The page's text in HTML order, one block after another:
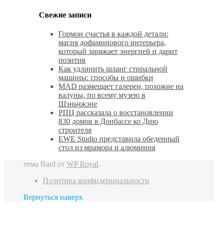
Свежие записи
Гормон счастья в каждой детали:
магия дофаминового интерьера,
который заряжает энергией и дарит
позитив
Как удлинить шланг стиральной
машины: способы и ошибки
MAD размещает галереи, похожие на
валуны, по всему музею в
Шэньчжэне
РПЦ рассказала о восстановлении
830 домов в Донбассе ко Дню
строителя
EWE Studio представила обеденный
стол из мрамора и алюминия
тема Bard от WP Royal.
Политика конфиденциальности
Вернуться наверх